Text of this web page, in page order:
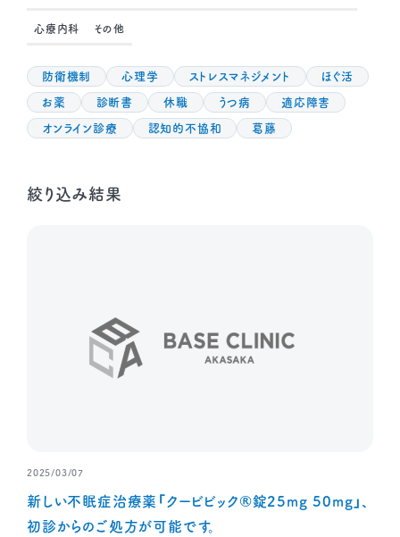
心療内科 その他
防衛機制 心理学 ストレスマネジメント ほぐ活
お薬 診断書 休職 うつ病 適応障害
オンライン診療 認知的不協和 葛藤
絞り込み結果
2025/03/07
新しい不眠症治療薬「クービビック®錠25mg 50mg」、
初診からのご処方が可能です。